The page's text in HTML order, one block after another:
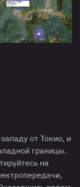
от Токио, и
границы.
на